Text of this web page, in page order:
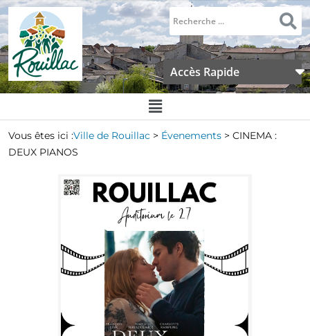
Accès Rapide
Vous êtes ici :Ville de Rouillac > Évenements > CINEMA :
DEUX PIANOS